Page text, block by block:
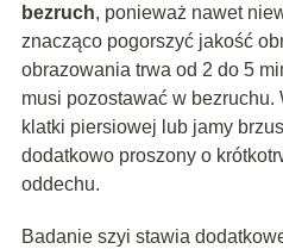
bezruch, ponieważ nawet
znacząco pogorszyć jakość
obrazowania trwa od 2 do 5
musi pozostawać w bezruchu.
klatki piersiowej lub jamy
dodatkowo proszony o
oddechu.
Badanie szyi stawia